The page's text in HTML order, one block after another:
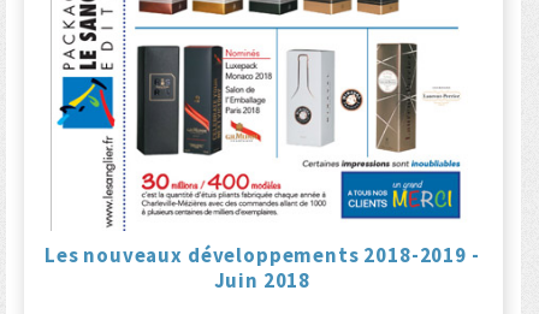
Les nouveaux développements 2018-2019 -
Juin 2018